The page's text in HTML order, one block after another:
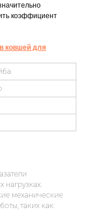
коэффициент
ковшей для
нагрузках.
механические
таких как: